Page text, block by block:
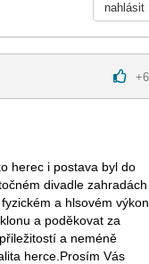
nahlásit
+6
herec i postava byl do
divadle zahradách
a hlsovém
a poděkovat za
a neméně
herce.Prosím Vás